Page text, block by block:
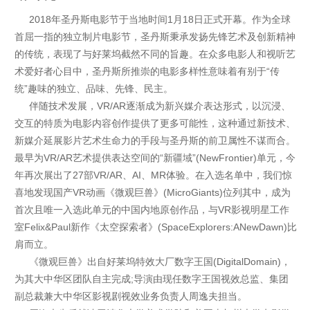
2018年圣丹斯电影节于当地时间1月18日正式开幕。作为全球
首屈一指的独立制片电影节，圣丹斯秉承发扬先锋艺术及创新精神
的传统，表现了与好莱坞截然不同的旨趣。在众多电影人和视听艺
术爱好者心目中，圣丹斯所推崇的电影多样性意味着有别于“传
统”趣味的独立、品味、先锋、民主。
伴随技术发展，VR/AR逐渐成为新兴媒介表达形式，以沉浸、
交互的特质为电影内容创作提供了更多可能性，这种通过新技术、
新媒介延展影片艺术生命力的手段与圣丹斯的前卫属性不谋而合。
最早为VR/AR艺术提供表达空间的“新疆域”(NewFrontier)单元，今
年再次展出了27部VR/AR、AI、MR体验。在入选名单中，我们惊
喜地发现国产VR动画《微观巨兽》(MicroGiants)位列其中，成为
首次且唯一入选此单元的中国内地原创作品，与VR影视明星工作
室Felix&Paul新作《太空探索者》(SpaceExplorers:ANewDawn)比
肩而立。
《微观巨兽》出自好莱坞特效大厂数字王国(DigitalDomain)，
为其大中华区团队自主完成;导演由现任数字王国视效总监、集团
副总裁兼大中华区影视剧视效业务负责人周逸夫担当。